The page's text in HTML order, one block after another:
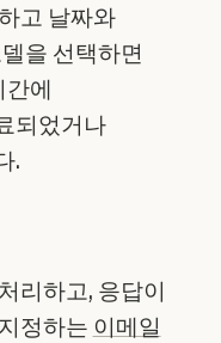
고 날짜와
을 선택하면
에
되었거나
.
리하고, 응답이
정하는 이메일